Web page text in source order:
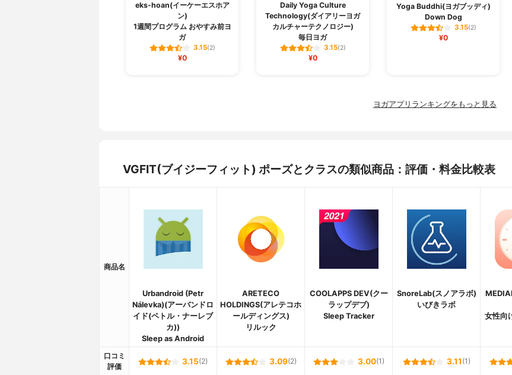
eks-hoan(イーケーエスホア
ン)
1週間プログラム おやすみ前ヨ
ガ
3.15(2)
¥0
Daily Yoga Culture
Technology(ダイアリーヨガ
カルチャーテクノロジー)
毎日ヨガ
3.15(2)
¥0
Yoga Buddhi(ヨガブッディ)
Down Dog
3.15(2)
¥0
ヨガアプリランキングをもっと見る
VGFIT(ブイジーフィット) ポーズとクラスの類似商品：評価・料金比較表
商品名
Urbandroid (Petr
Nálevka)(アーバンドロ
イド(ペトル・ナーレブ
カ))
Sleep as Android
ARETECO
HOLDINGS(アレテコホ
ールディングス)
リルック
COOLAPPS DEV(クー
ラップデブ)
Sleep Tracker
SnoreLab(スノアラボ)
いびきラボ
女性向
口コミ
評価
3.15(2) 3.09(2) 3.00(1) 3.11 (1)